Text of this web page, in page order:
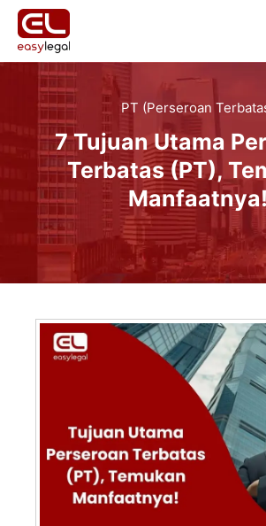
PT (Perseroan
7 Tujuan Utama
Terbatas (PT),
Manfaatnya!